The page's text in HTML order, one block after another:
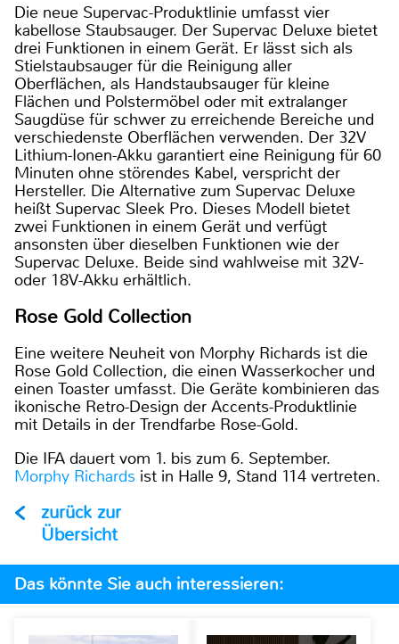
Die neue Supervac-Produktlinie umfasst vier
kabellose Staubsauger. Der Supervac Deluxe bietet
drei Funktionen in einem Gerät. Er lässt sich als
Stielstaubsauger für die Reinigung aller
Oberflächen, als Handstaubsauger für kleine
Flächen und Polstermöbel oder mit extralanger
Saugdüse für schwer zu erreichende Bereiche und
verschiedenste Oberflächen verwenden. Der 32V
Lithium-Ionen-Akku garantiert eine Reinigung für 60
Minuten ohne störendes Kabel, verspricht der
Hersteller. Die Alternative zum Supervac Deluxe
heißt Supervac Sleek Pro. Dieses Modell bietet
zwei Funktionen in einem Gerät und verfügt
ansonsten über dieselben Funktionen wie der
Supervac Deluxe. Beide sind wahlweise mit 32V-
oder 18V-Akku erhältlich.
Rose Gold Collection
Eine weitere Neuheit von Morphy Richards ist die
Rose Gold Collection, die einen Wasserkocher und
einen Toaster umfasst. Die Geräte kombinieren das
ikonische Retro-Design der Accents-Produktlinie
mit Details in der Trendfarbe Rose-Gold.
Die IFA dauert vom 1. bis zum 6. September.
Morphy Richards ist in Halle 9, Stand 114 vertreten.
zurück zur
Übersicht
Das könnte Sie auch interessieren: